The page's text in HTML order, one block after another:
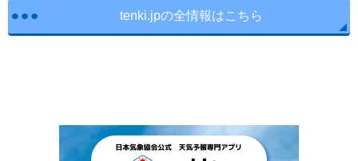
tenki.jpの全情報はこちら